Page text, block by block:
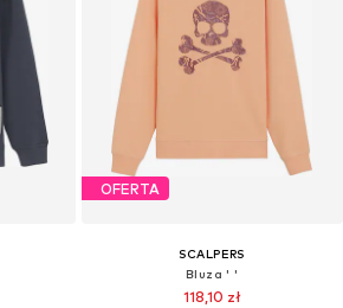
OFERTA
SCALPERS
Bluza ' '
118,10 zł